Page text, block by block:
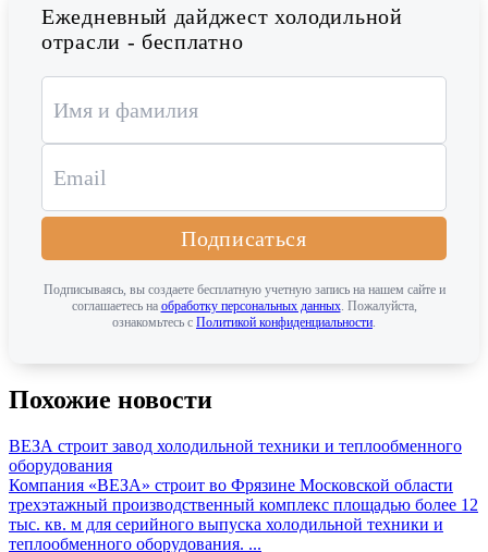
Ежедневный дайджест холодильной
отрасли - бесплатно
Подписаться
Подписываясь, вы создаете бесплатную учетную запись на нашем сайте и
соглашаетесь на обработку персональных данных. Пожалуйста,
ознакомьтесь с Политикой конфиденциальности.
Похожие новости
ВЕЗА строит завод холодильной техники и теплообменного
оборудования
Компания «ВЕЗА» строит во Фрязине Московской области
трехэтажный производственный комплекс площадью более 12
тыс. кв. м для серийного выпуска холодильной техники и
теплообменного оборудования. ...